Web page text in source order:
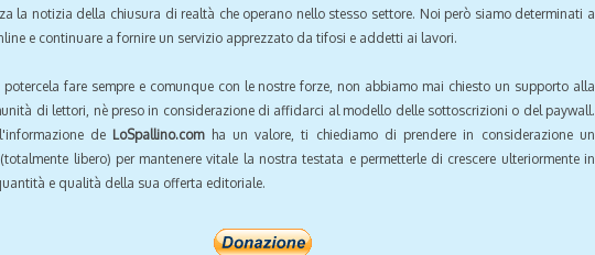
la notizia della chiusura di realtà che operano nello stesso settore. Noi però siamo determinati a
e continuare a fornire un servizio apprezzato da tifosi e addetti ai lavori.
fare sempre e comunque con le nostre forze, non abbiamo mai chiesto un supporto alla
di lettori, nè preso in considerazione di affidarci al modello delle sottoscrizioni o del paywall.
de LoSpallino.comha un valore, ti chiediamo di prendere in considerazione un
libero) per mantenere vitale la nostra testata e permetterle di crescere ulteriormente in
e qualità della sua offerta editoriale.